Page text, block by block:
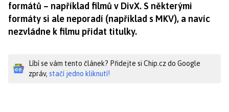
formátů – například filmů v DivX. S některými
formáty si ale neporadí (například s MKV), a navíc
nezvládne k filmu přidat titulky.
Líbí se vám tento článek? Přidejte si Chip.cz do Google
zpráv, stačí jedno kliknutí!